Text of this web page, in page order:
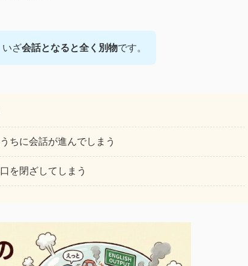
いざ会話となると全く別物です。
ちに会話が進んでしまう
を閉ざしてしまう